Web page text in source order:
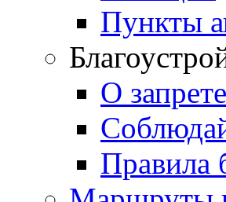
Пункты
О
Правила